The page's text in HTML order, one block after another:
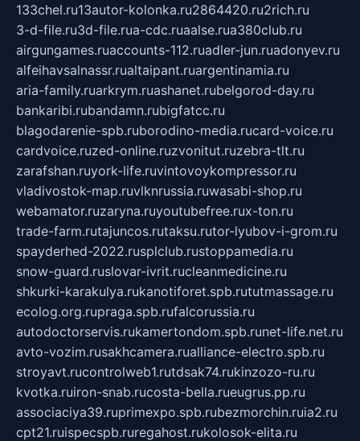
133chel.ru13autor-kolonka.ru2864420.ru2rich.ru
3-d-file.ru3d-file.rua-cdc.ruaalse.rua380club.ru
airgungames.ruaccounts-112.ruadler-jun.ruadonyev.ru
alfeihavsalnassr.rualtaipant.ruargentinamia.ru
aria-family.ruarkrym.ruashanet.rubelgorod-day.ru
bankaribi.rubandamn.rubigfatcc.ru
blagodarenie-spb.ruborodino-media.rucard-voice.ru
cardvoice.ruzed-online.ruzvonitut.ruzebra-tlt.ru
zarafshan.ruyork-life.ruvintovoykompressor.ru
vladivostok-map.ruvlknrussia.ruwasabi-shop.ru
webamator.ruzaryna.ruyoutubefree.rux-ton.ru
trade-farm.rutajuncos.rutaksu.rutor-lyubov-i-grom.ru
spayderhed-2022.rusplclub.rustoppamedia.ru
snow-guard.ruslovar-ivrit.rucleanmedicine.ru
shkurki-karakulya.rukanotiforet.spb.rututmassage.ru
ecolog.org.rupraga.spb.rufalcorussia.ru
autodoctorservis.rukamertondom.spb.runet-life.net.ru
avto-vozim.rusakhcamera.rualliance-electro.spb.ru
stroyavt.rucontrolweb1.rutdsak74.rukinzozo-ru.ru
kvotka.ruiron-snab.rucosta-bella.rueugrus.pp.ru
associaciya39.ruprimexpo.spb.rubezmorchin.ruia2.ru
cpt21.ruispecspb.ruregahost.rukolosok-elita.ru